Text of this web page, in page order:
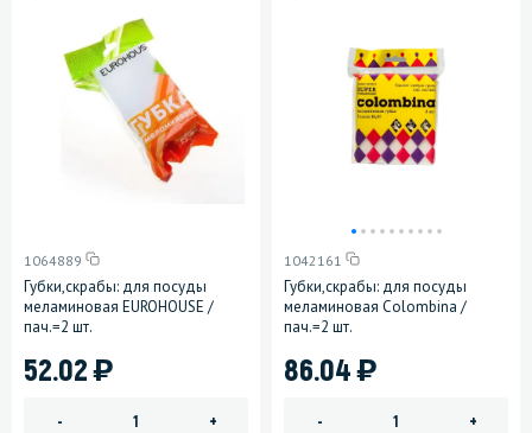
1064889
Губки,скрабы: для посуды
меламиновая EUROHOUSE /
пач.=2 шт.
52.02)
- +
1042161
Губки,скрабы: для посуды
меламиновая Colombina /
пач.=2 шт.
86.04)
- +